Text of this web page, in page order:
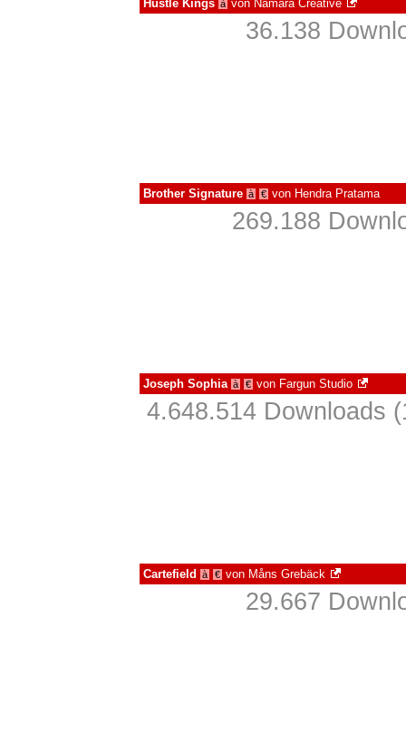
Hustle Kings à von Namara Creative
36.138
Brother Signature à € von Hendra Pratama
269.188
Joseph Sophia à € von Fargun Studio
4.648.514 Downloads
Cartefield à € von Måns Grebäck
29.667